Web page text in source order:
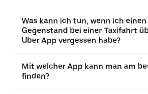
Was kann ich tun, wenn ich einen
Gegenstand bei einer Taxifahrt
Uber App vergessen habe?
Mit welcher App kann man am
finden?